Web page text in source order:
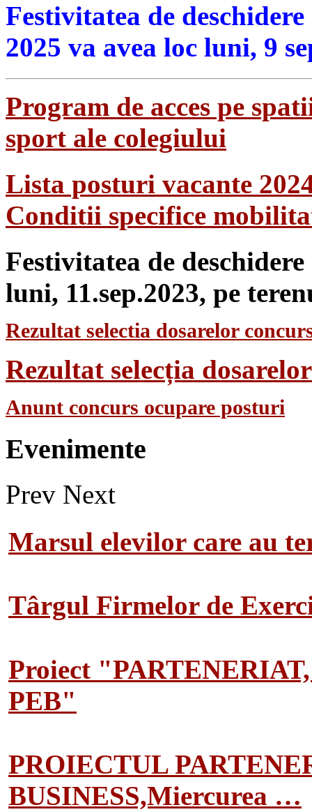
Festivitatea de
2025 va avea loc luni, 9
Program de acces pe
sport ale colegiului
Lista posturi vacante
Conditii specifice
Festivitatea de
luni, 11.sep.2023, pe
Rezultat selectia dosarelor
Rezultat selecția
Anunt concurs ocupare posturi
Evenimente
Prev Next
Marsul elevilor care au
Târgul Firmelor de
Proiect
PEB"
PROIECTUL
BUSINESS,Miercurea …